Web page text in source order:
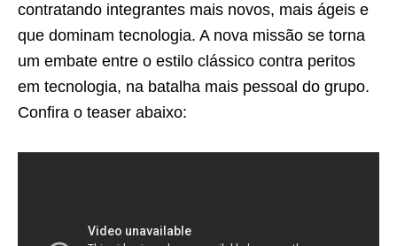
contratando integrantes mais novos, mais ágeis e
que dominam tecnologia. A nova missão se torna
um embate entre o estilo clássico contra peritos
em tecnologia, na batalha mais pessoal do grupo.
Confira o teaser abaixo: